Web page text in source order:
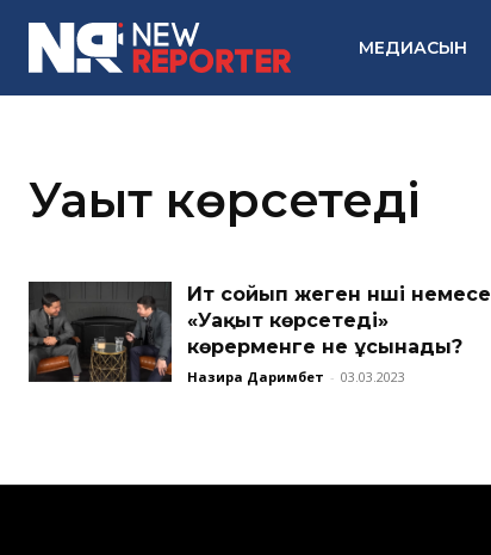
МЕДИАСЫН
Уақыт көрсетеді
Ит сойып жеген әнші немесе
«Уақыт көрсетеді»
көрерменге не ұсынады?
Назира Даримбет - 03.03.2023